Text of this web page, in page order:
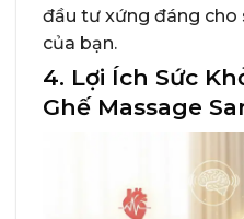
đầu tư xứng đáng cho
của bạn.
4. Lợi Ích Sức
Ghế Massage